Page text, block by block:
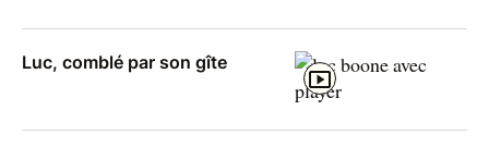
Luc, comblé par son gîte